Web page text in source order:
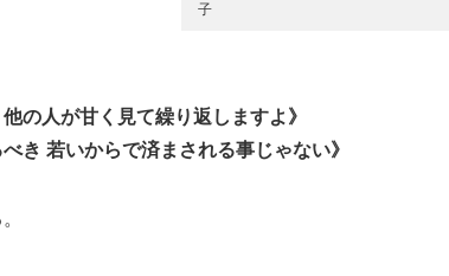
子
の人が甘く見て繰り返しますよ》
き 若いからで済まされる事じゃない》